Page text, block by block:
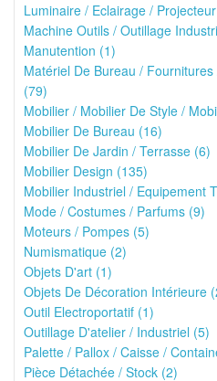
Luminaire / Eclairage /
Machine Outils / Outillage
Manutention (1)
Matériel De Bureau /
(79)
Mobilier / Mobilier De Style /
Mobilier De Bureau (16)
Mobilier De Jardin / Terrasse (6)
Mobilier Design (135)
Mobilier Industriel / Equipement
Mode / Costumes / Parfums (9)
Moteurs / Pompes (5)
Numismatique (2)
Objets D'art (1)
Objets De Décoration Intérieure
Outil Electroportatif (1)
Outillage D'atelier / Industriel (5)
Palette / Pallox / Caisse /
Pièce Détachée / Stock (2)